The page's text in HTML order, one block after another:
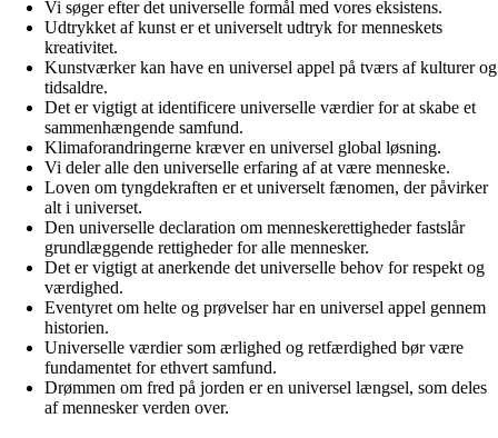
Vi søger efter det universelle formål med vores eksistens.
Udtrykket af kunst er et universelt udtryk for menneskets
kreativitet.
Kunstværker kan have en universel appel på tværs af kulturer og
tidsaldre.
Det er vigtigt at identificere universelle værdier for at skabe et
sammenhængende samfund.
Klimaforandringerne kræver en universel global løsning.
Vi deler alle den universelle erfaring af at være menneske.
Loven om tyngdekraften er et universelt fænomen, der påvirker
alt i universet.
Den universelle declaration om menneskerettigheder fastslår
grundlæggende rettigheder for alle mennesker.
Det er vigtigt at anerkende det universelle behov for respekt og
værdighed.
Eventyret om helte og prøvelser har en universel appel gennem
historien.
Universelle værdier som ærlighed og retfærdighed bør være
fundamentet for ethvert samfund.
Drømmen om fred på jorden er en universel længsel, som deles
af mennesker verden over.